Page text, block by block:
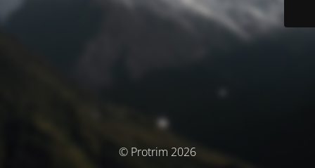
© Protrim 2026